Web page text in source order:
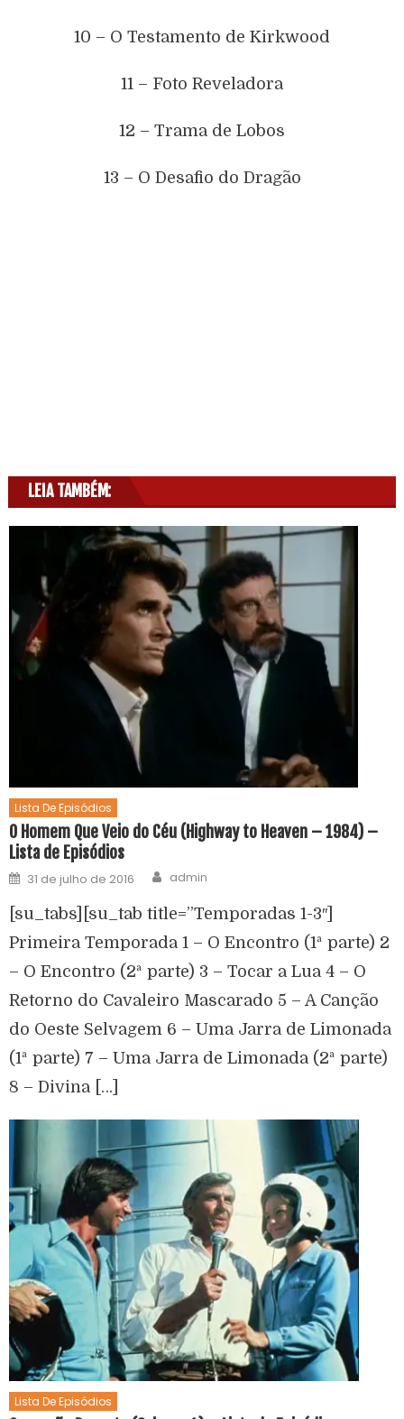
10 – O Testamento de Kirkwood
11 – Foto Reveladora
12 – Trama de Lobos
13 – O Desafio do Dragão
LEIA TAMBÉM:
Lista De Episódios
O Homem Que Veio do Céu (Highway to Heaven – 1984) –
Lista de Episódios
31 de julho de 2016 admin
[su_tabs][su_tab title=”Temporadas 1-3″]
Primeira Temporada 1 – O Encontro (1ª parte) 2
– O Encontro (2ª parte) 3 – Tocar a Lua 4 – O
Retorno do Cavaleiro Mascarado 5 – A Canção
do Oeste Selvagem 6 – Uma Jarra de Limonada
(1ª parte) 7 – Uma Jarra de Limonada (2ª parte)
8 – Divina […]
Lista De Episódios